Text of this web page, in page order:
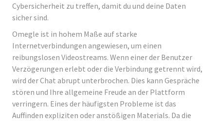
Cybersicherheit zu treffen, damit du und deine Daten
sicher sind.
Omegle ist in hohem Maße auf starke
Internetverbindungen angewiesen, um einen
reibungslosen Videostreams. Wenn einer der Benutzer
Verzögerungen erlebt oder die Verbindung getrennt wird,
wird der Chat abrupt unterbrochen. Dies kann Gespräche
stören und Ihre allgemeine Freude an der Plattform
verringern. Eines der häufigsten Probleme ist das
Auffinden expliziten oder anstößigen Materials. Da die